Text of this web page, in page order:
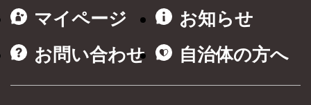
マイページ
お知らせ
お問い合わせ
自治体の方へ